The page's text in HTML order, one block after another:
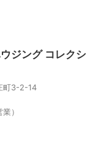
ジング コレクシ
町3-2-14
）